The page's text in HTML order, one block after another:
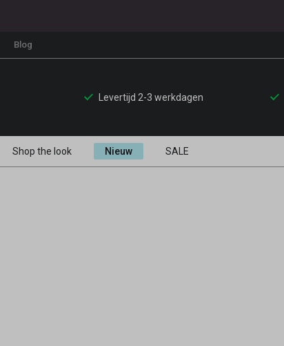
Blog
Levertijd 2-3 werkdagen
Shop the look Nieuw SALE